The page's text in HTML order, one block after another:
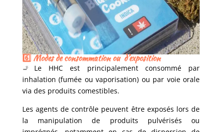
6️⃣ Modes de consommation ou d’exposition
🚬 Le HHC est principalement consommé par
inhalation (fumée ou vaporisation) ou par voie orale
via des produits comestibles.
Les agents de contrôle peuvent être exposés lors de
la manipulation de produits pulvérisés ou